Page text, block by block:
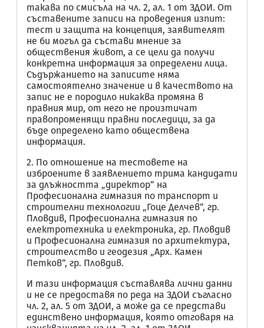
такава по смисъла на чл. 2, ал. 1 от ЗДОИ. От
съставените записи на проведения изпит:
тест и защита на концепция, заявителят
не би могъл да състави мнение за
обществения живот, а се цели да получи
конкретна информация за определени лица.
Съдържанието на записите няма
самостоятелно значение и в качеството на
запис не е породило никаква промяна в
правния мир, от него не произтичат
правопроменящи правни последици, за да
бъде определено като обществена
информация.
2. По отношение на тестовете на
изброените в заявлението трима кандидати
за длъжността „директор“ на
Професионална гимназия по транспорт и
строителни технологии „Гоце Делчев“, гр.
Пловдив, Професионална гимназия по
електротехника и електроника, гр. Пловдив
и Професионална гимназия по архитектура,
строителство и геодезия „Арх. Камен
Петков“, гр. Пловдив.
И тази информация съставлява лични данни
и не се предоставя по реда на ЗДОИ съгласно
чл. 2, ал. 5 от ЗДОИ, а може да се представи
единствено информация, която отговаря на